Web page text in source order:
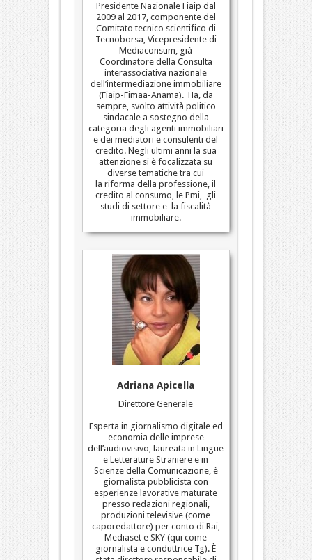
Presidente Nazionale Fiaip dal
2009 al 2017, componente del
Comitato tecnico scientifico di
Tecnoborsa, Vicepresidente di
Mediaconsum, già
Coordinatore della Consulta
interassociativa nazionale
dell’intermediazione immobiliare
(Fiaip-Fimaa-Anama). Ha, da
sempre, svolto attività politico
sindacale a sostegno della
categoria degli agenti immobiliari
e dei mediatori e consulenti del
credito. Negli ultimi anni la sua
attenzione si è focalizzata su
diverse tematiche tra cui
la riforma della professione, il
credito al consumo, le Pmi, gli
studi di settore e la fiscalità
immobiliare.
Adriana Apicella
Direttore Generale
Esperta in giornalismo digitale ed
economia delle imprese
dell’audiovisivo, laureata in Lingue
e Letterature Straniere e in
Scienze della Comunicazione, è
giornalista pubblicista con
esperienze lavorative maturate
presso redazioni regionali,
produzioni televisive (come
caporedattore) per conto di Rai,
Mediaset e SKY (qui come
giornalista e conduttrice Tg). È